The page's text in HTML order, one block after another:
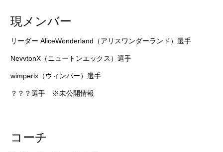
現メンバー
リーダー AliceWonderland（アリスワンダーランド）選手
NevvtonX（ニュートンエックス）選手
wimperlx（ウィンパー）選手
？？？選手 ※未公開情報
コーチ